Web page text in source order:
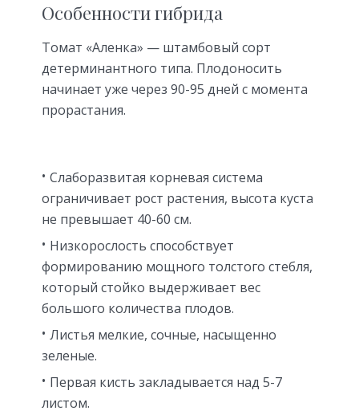
Особенности гибрида
Томат «Аленка» — штамбовый сорт
детерминантного типа. Плодоносить
начинает уже через 90-95 дней с момента
прорастания.
Слаборазвитая корневая система
ограничивает рост растения, высота куста
не превышает 40-60 см.
Низкорослость способствует
формированию мощного толстого стебля,
который стойко выдерживает вес
большого количества плодов.
Листья мелкие, сочные, насыщенно
зеленые.
Первая кисть закладывается над 5-7
листом.